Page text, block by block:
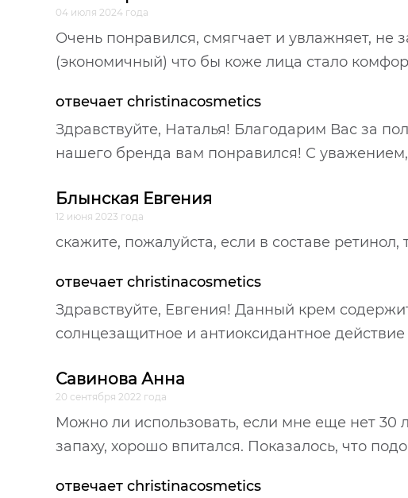
04 июля 2024 года
Очень понравился, смягчает и увлажняет, не
(экономичный) что бы коже лица стало
отвечает christinacosmetics
Здравствуйте, Наталья! Благодарим Вас за
нашего бренда вам понравился! С
Блынская Евгения
12 июня 2023 года
скажите, пожалуйста, если в составе
отвечает christinacosmetics
Здравствуйте, Евгения! Данный крем
солнцезащитное и антиоксидантное
Савинова Анна
20 сентября 2022 года
Можно ли использовать, если мне еще нет 30
запаху, хорошо впитался. Показалось, что
отвечает christinacosmetics